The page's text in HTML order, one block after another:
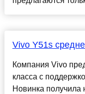
Vivo Y51s
Компания Vivo
класса с
Новинка получила